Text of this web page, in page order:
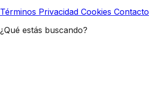
Términos Privacidad Cookies Contacto
¿Qué estás buscando?